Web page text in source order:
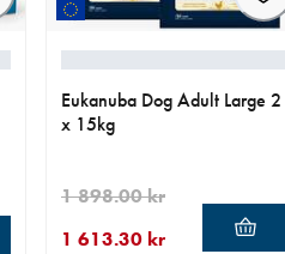
Eukanuba Dog Adult Large 2
x 15kg
1 613.30 kr
1 898.00 kr